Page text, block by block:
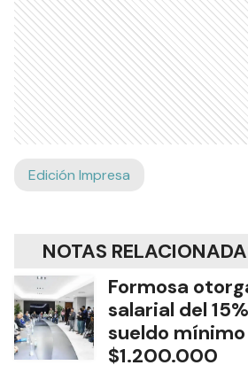
Edición Impresa
NOTAS
Formosa
salarial del
sueldo
$1.200.000